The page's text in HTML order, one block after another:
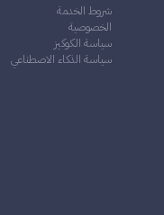
شروط الخدمة
الخصوصية
سياسة الكوكيز
سياسة الذكاء الاصطناعي